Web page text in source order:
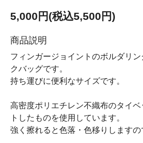
5,000円(税込5,500円)
商品説明
フィンガージョイントのボルダリ
クバッグです。
持ち運びに便利なサイズです。
高密度ポリエチレン不織布のタイ
トしたものを使用しています。
強く擦れると色落・色移りしますの